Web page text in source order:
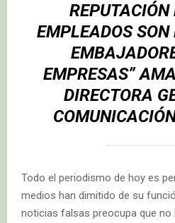
REPUTACIÓN
EMPLEADOS SON
EMPRESAS”
DIRECTORA
Todo el periodismo de hoy es
medios han dimitido de su
noticias falsas preocupa que no